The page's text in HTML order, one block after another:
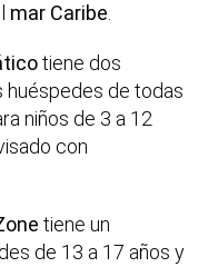
mar Caribe.
tiene dos
huéspedes de todas
niños de 3 a 12
con
tiene un
de 13 a 17 años y